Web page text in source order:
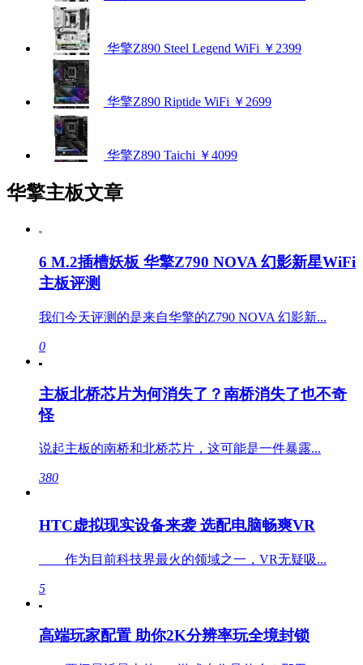
华擎Z890 Steel Legend WiFi ￥2399
华擎Z890 Riptide WiFi ￥2699
华擎Z890 Taichi ￥4099
华擎主板文章
6 M.2插槽妖板 华擎Z790 NOVA 幻影新星WiFi
主板评测
我们今天评测的是来自华擎的Z790 NOVA 幻影新...
0
主板北桥芯片为何消失了？南桥消失了也不奇
怪
说起主板的南桥和北桥芯片，这可能是一件暴露...
380
HTC虚拟现实设备来袭 选配电脑畅爽VR
作为目前科技界最火的领域之一，VR无疑吸...
5
高端玩家配置 助你2K分辨率玩全境封锁